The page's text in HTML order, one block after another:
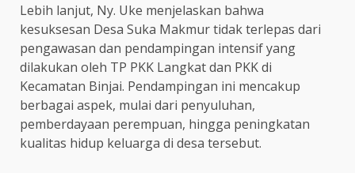
Lebih lanjut, Ny. Uke menjelaskan bahwa
kesuksesan Desa Suka Makmur tidak terlepas dari
pengawasan dan pendampingan intensif yang
dilakukan oleh TP PKK Langkat dan PKK di
Kecamatan Binjai. Pendampingan ini mencakup
berbagai aspek, mulai dari penyuluhan,
pemberdayaan perempuan, hingga peningkatan
kualitas hidup keluarga di desa tersebut.